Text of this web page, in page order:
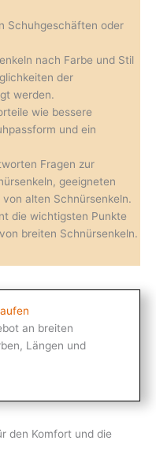
Schuhgeschäften oder
nach Farbe und Stil
der
werden.
wie bessere
und ein
Fragen zur
geeigneten
alten Schnürsenkeln.
die wichtigsten Punkte
breiten Schnürsenkeln.
an breiten
Längen und
den Komfort und die